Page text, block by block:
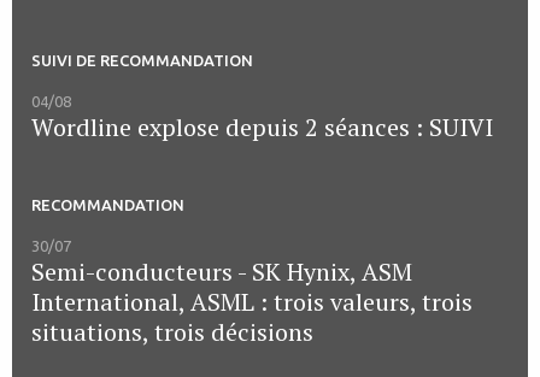
SUIVI DE RECOMMANDATION
04/08
Wordline explose depuis 2 séances : SUIVI
RECOMMANDATION
30/07
Semi-conducteurs - SK Hynix, ASM
International, ASML : trois valeurs, trois
situations, trois décisions